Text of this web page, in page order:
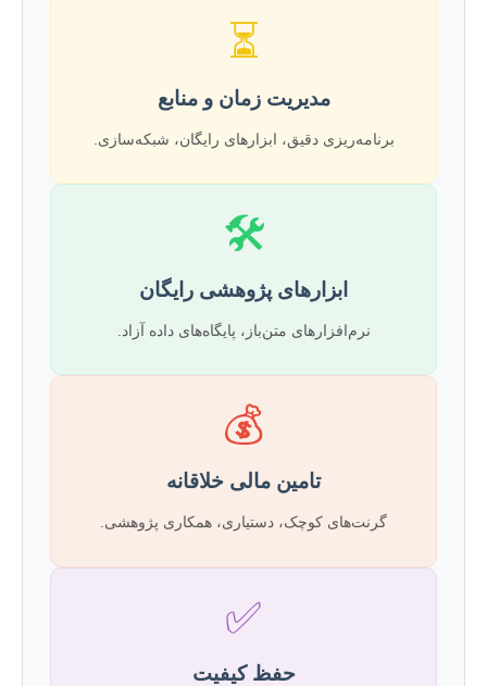
⏳
مدیریت زمان و منابع
برنامه‌ریزی دقیق، ابزارهای رایگان، شبکه‌سازی.
🛠️
ابزارهای پژوهشی رایگان
نرم‌افزارهای متن‌باز، پایگاه‌های داده آزاد.
💰
تامین مالی خلاقانه
گرنت‌های کوچک، دستیاری، همکاری پژوهشی.
✅
حفظ کیفیت